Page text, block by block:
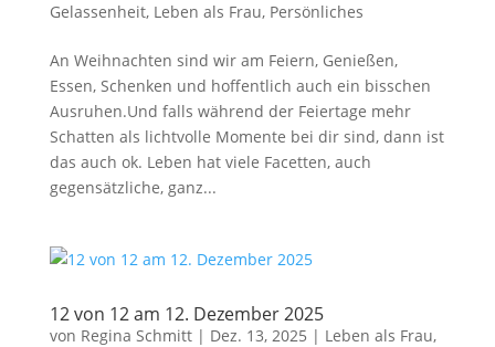
Gelassenheit, Leben als Frau, Persönliches
An Weihnachten sind wir am Feiern, Genießen,
Essen, Schenken und hoffentlich auch ein bisschen
Ausruhen.Und falls während der Feiertage mehr
Schatten als lichtvolle Momente bei dir sind, dann ist
das auch ok. Leben hat viele Facetten, auch
gegensätzliche, ganz...
12 von 12 am 12. Dezember 2025
von Regina Schmitt| Dez. 13, 2025 | Leben als Frau,